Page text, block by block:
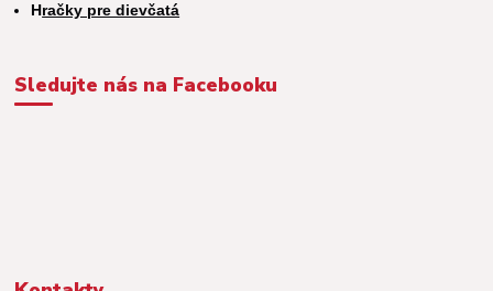
Hračky pre dievčatá
Sledujte nás na Facebooku